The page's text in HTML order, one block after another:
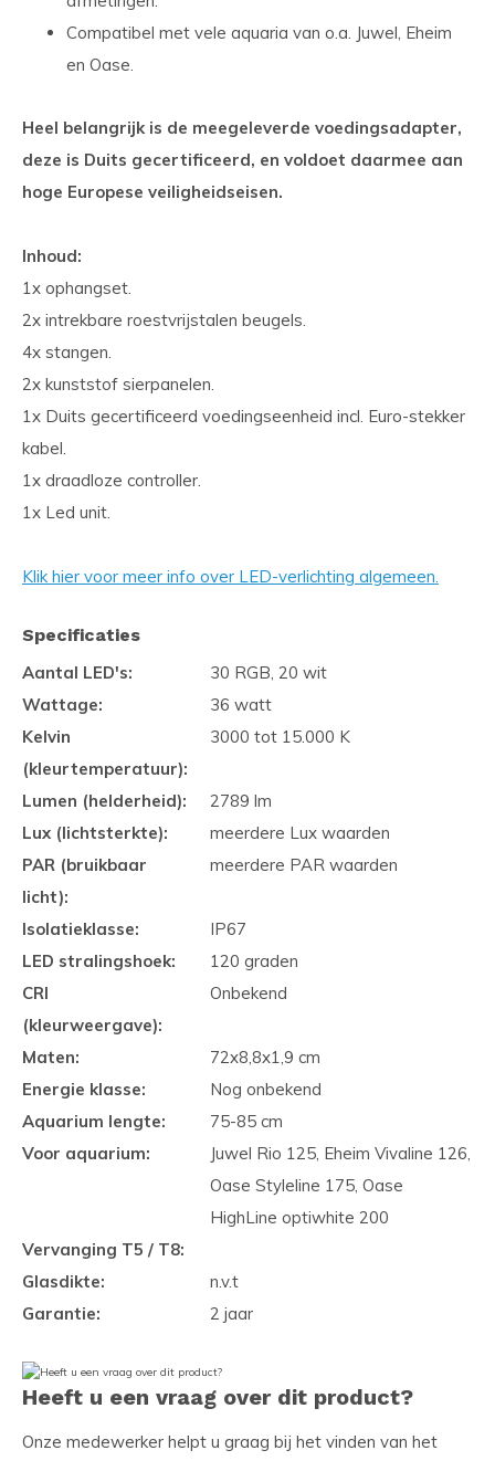
Compatibel met vele aquaria van o.a. Juwel, Eheim
en Oase.
Heel belangrijk is de meegeleverde voedingsadapter,
deze is Duits gecertificeerd, en voldoet daarmee aan
hoge Europese veiligheidseisen.
Inhoud:
1x ophangset.
2x intrekbare roestvrijstalen beugels.
4x stangen.
2x kunststof sierpanelen.
1x Duits gecertificeerd voedingseenheid incl. Euro-stekker
kabel.
1x draadloze controller.
1x Led unit.
Klik hier voor meer info over LED-verlichting algemeen.
Specificaties
Aantal LED's:
30 RGB, 20 wit
Wattage:
36 watt
Kelvin
(kleurtemperatuur):
3000 tot 15.000 K
Lumen (helderheid):
2789 lm
Lux (lichtsterkte):
meerdere Lux waarden
PAR (bruikbaar
licht):
meerdere PAR waarden
Isolatieklasse:
IP67
LED stralingshoek:
120 graden
CRI
(kleurweergave):
Onbekend
Maten:
72x8,8x1,9 cm
Energie klasse:
Nog onbekend
Aquarium lengte:
75-85 cm
Voor aquarium:
Juwel Rio 125, Eheim Vivaline 126,
Oase Styleline 175, Oase
HighLine optiwhite 200
Vervanging T5 / T8:
Glasdikte:
n.v.t
Garantie:
2 jaar
Heeft u een vraag over dit product?
Onze medewerker helpt u graag bij het vinden van het